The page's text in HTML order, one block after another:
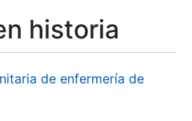
historia
de enfermería de